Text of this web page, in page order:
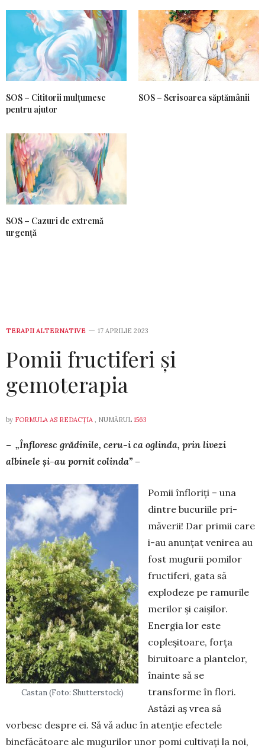
SOS – Cititorii mulțumesc
pentru ajutor
SOS – Scrisoarea săptămânii
SOS – Cazuri de extremă
urgență
TERAPII ALTERNATIVE 17 APRILIE 2023
Pomii fructiferi și
gemoterapia
by FORMULA AS REDACȚIA , NUMĂRUL 1563
– „Înfloresc grădinile, ceru-i ca oglinda, prin livezi
albinele și-au pornit colinda” –
Castan (Foto: Shutterstock)
Pomii înfloriți – una
dintre bucuriile pri­
măverii! Dar primii care
i-au anunțat venirea au
fost mugurii pomilor
fructiferi, gata să
explodeze pe ramurile
merilor și caișilor.
Energia lor este
copleșitoare, forța
biruitoare a plantelor,
înainte să se
transforme în flori.
Astăzi aș vrea să
vorbesc despre ei. Să vă aduc în atenție efectele
binefăcătoare ale mugurilor unor pomi cultivați la noi,